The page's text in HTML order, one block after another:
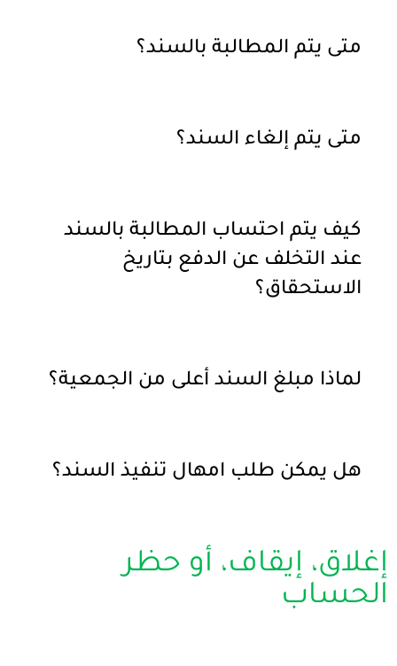
متى يتم المطالبة بالسند؟
متى يتم إلغاء السند؟
كيف يتم احتساب المطالبة بالسند
عند التخلف عن الدفع بتاريخ
الاستحقاق؟
لماذا مبلغ السند أعلى من الجمعية؟
هل يمكن طلب امهال تنفيذ السند؟
إغلاق، إيقاف، أو حظر
الحساب